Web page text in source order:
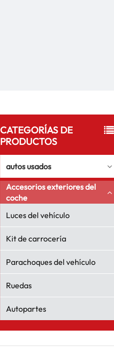
CATEGORÍAS DE
PRODUCTOS
autos usados
Accesorios exteriores del
coche
Luces del vehículo
Kit de carrocería
Parachoques del vehículo
Ruedas
Autopartes